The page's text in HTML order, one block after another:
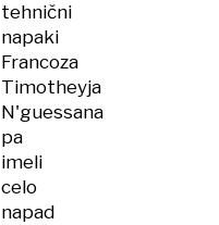
tehnični
napaki
Francoza
Timotheyja
N'guessana
pa
imeli
celo
napad